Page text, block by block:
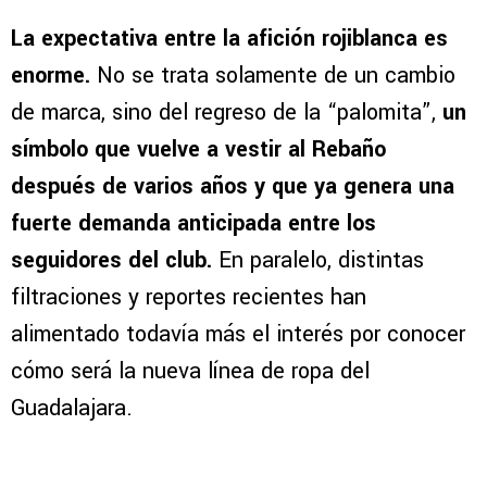
La expectativa entre la afición rojiblanca es
enorme. No se trata solamente de un cambio
de marca, sino del regreso de la “palomita”, un
símbolo que vuelve a vestir al Rebaño
después de varios años y que ya genera una
fuerte demanda anticipada entre los
seguidores del club. En paralelo, distintas
filtraciones y reportes recientes han
alimentado todavía más el interés por conocer
cómo será la nueva línea de ropa del
Guadalajara.